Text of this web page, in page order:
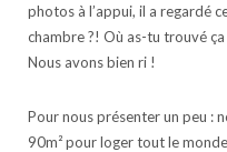
photos à l’appui, il a regardé
chambre ?! Où as-tu trouvé ça
Nous avons bien ri !
Pour nous présenter un peu :
90m² pour loger tout le